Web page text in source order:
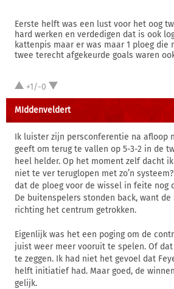
Eerste helft was een lust voor het oog
hard werken en verdedigen dat is ook
kattenpis maar er was maar 1 ploeg die
twee terecht afgekeurde goals waren
+1/-0
MIddenveldert
Ik luister zijn persconferentie na afloop
geeft om terug te vallen op 5-3-2 in de
heel helder. Op het moment zelf dacht
niet te ver teruglopen met zo’n
dat de ploeg voor de wissel in feite nog
De buitenspelers stonden back, want de
richting het centrum getrokken.
Eigenlijk was het een poging om de
juist weer meer vooruit te spelen. Of
te zeggen. Ik had niet het gevoel dat
helft initiatief had. Maar goed, de
gelijk.